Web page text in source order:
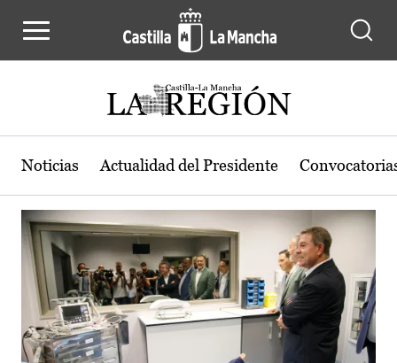
Actualidad de la región de Castilla-
Noticias Actualidad del Presidente